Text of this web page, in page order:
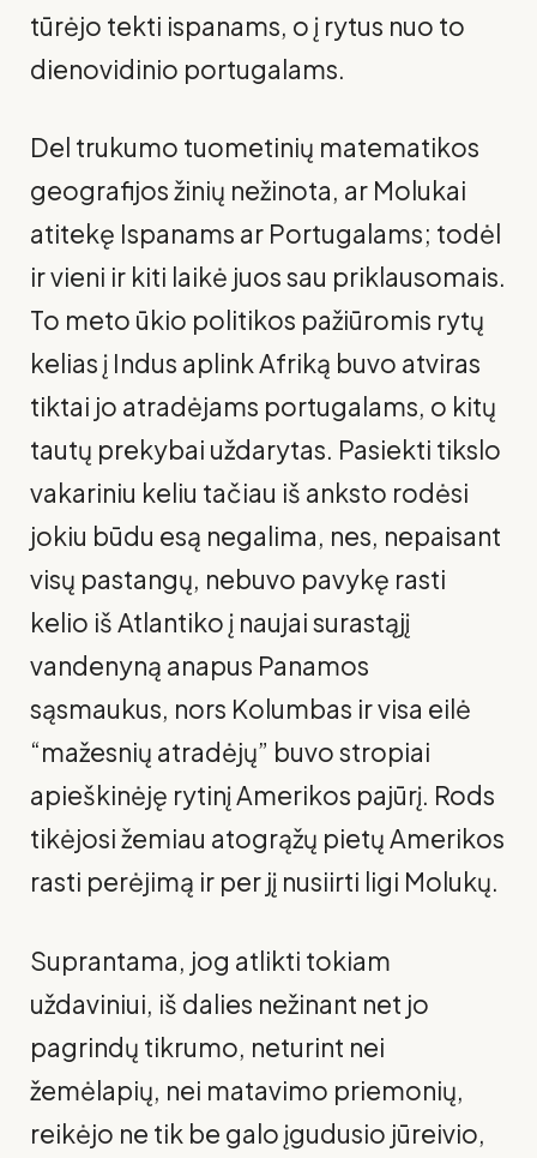
tūrėjo tekti ispanams, o į rytus nuo to
dienovidinio portugalams.
Del trukumo tuometinių matematikos
geografijos žinių nežinota, ar Molukai
atitekę Ispanams ar Portugalams; todėl
ir vieni ir kiti laikė juos sau priklausomais.
To meto ūkio politikos pažiūromis rytų
kelias į Indus aplink Afriką buvo atviras
tiktai jo atradėjams portugalams, o kitų
tautų prekybai uždarytas. Pasiekti tikslo
vakariniu keliu tačiau iš anksto rodėsi
jokiu būdu esą negalima, nes, nepaisant
visų pastangų, nebuvo pavykę rasti
kelio iš Atlantiko į naujai surastąjį
vandenyną anapus Panamos
sąsmaukus, nors Kolumbas ir visa eilė
“mažesnių atradėjų” buvo stropiai
apieškinėję rytinį Amerikos pajūrį. Rods
tikėjosi žemiau atogrąžų pietų Ame­rikos
rasti perėjimą ir per jį nusiirti ligi Molukų.
Suprantama, jog atlikti tokiam
uždaviniui, iš dalies nežinant net jo
pagrindų tikrumo, neturint nei
žemėlapių, nei matavimo priemonių,
reikėjo ne tik be galo įgudusio jūreivio,